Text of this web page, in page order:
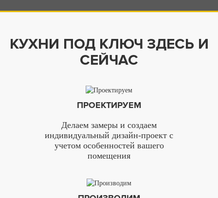
КУХНИ ПОД КЛЮЧ ЗДЕСЬ И
СЕЙЧАС
ПРОЕКТИРУЕМ
Делаем замеры и создаем
индивидуальный дизайн-проект с
учетом особенностей вашего
помещения